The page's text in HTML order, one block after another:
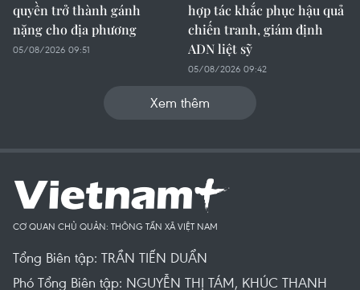
quyền trở thành gánh
nặng cho địa phương
05/08/2026 09:51
hợp tác khắc phục hậu quả
chiến tranh, giám định
ADN liệt sỹ
05/08/2026 09:42
Xem thêm
CƠ QUAN CHỦ QUẢN: THÔNG TẤN XÃ VIỆT NAM
Tổng Biên tập: TRẦN TIẾN DUẨN
Phó Tổng Biên tập: NGUYỄN THỊ TÁM, KHÚC THANH